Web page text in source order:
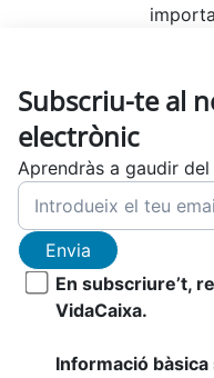
Subscriu-te al
electrònic
Aprendràs a gaudir
Envia
En subscriure’t,
VidaCaixa.
Informació